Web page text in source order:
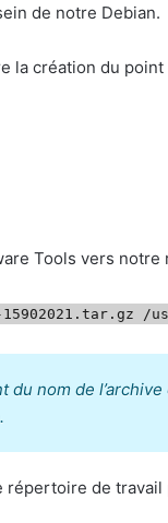
de notre Debian.
la création du
Tools vers
15902021.tar.gz
du nom de
de travail